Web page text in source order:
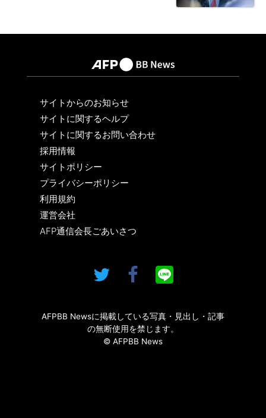
サイトからのお知らせ
サイトに関するヘルプ
サイトに関するお問い合わせ
採用情報
サイトポリシー
プライバシーポリシー
利用規約
運営会社
AFP通信会長ごあいさつ
AFPBB Newsに掲載している写真・見出し・記事
の無断使用を禁じます。
© AFPBB News